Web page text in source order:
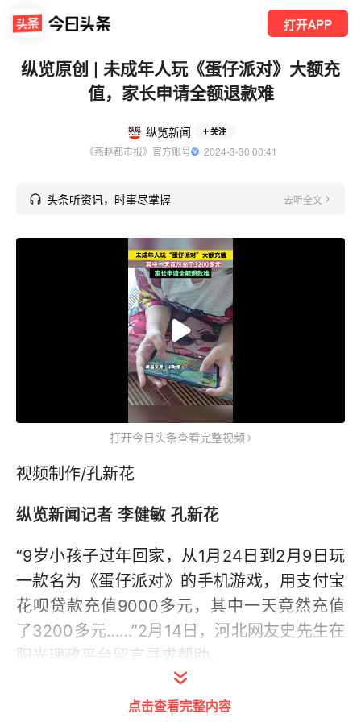
打开APP
纵览原创 | 未成年人玩《蛋仔派对》大额充
值，家长申请全额退款难
纵览新闻 关注
《燕赵都市报》官方账号
  2024-3-30 00:41
头条听资讯，时事尽掌握 去听全文
打开今日头条查看完整视频
视频制作/孔新花
纵览新闻记者 李健敏 孔新花
“9岁小孩子过年回家，从1月24日到2月9日玩
一款名为《蛋仔派对》的手机游戏，用支付宝
花呗贷款充值9000多元，其中一天竟然充值
了3200多元……”2月14日，河北网友史先生在
阳光理政平台留言寻求帮助。
点击查看完整内容